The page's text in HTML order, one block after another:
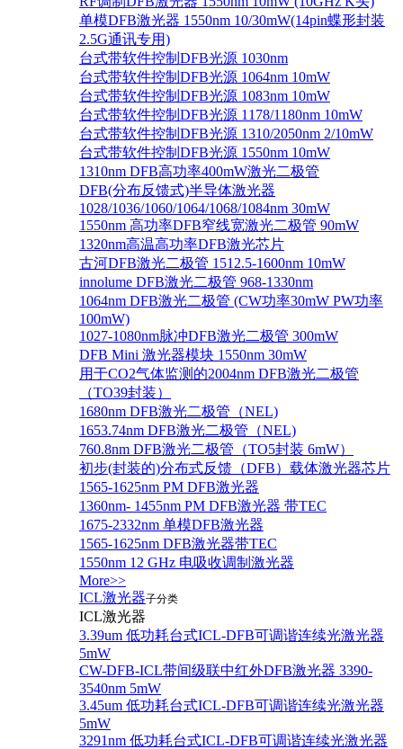
单模DFB激光器 1550nm 10/30mW(14pin蝶形封装
2.5G通讯专用)
台式带软件控制DFB光源 1030nm
台式带软件控制DFB光源 1064nm 10mW
台式带软件控制DFB光源 1083nm 10mW
台式带软件控制DFB光源 1178/1180nm 10mW
台式带软件控制DFB光源 1310/2050nm 2/10mW
台式带软件控制DFB光源 1550nm 10mW
1310nm DFB高功率400mW激光二极管
DFB(分布反馈式)半导体激光器
1028/1036/1060/1064/1068/1084nm 30mW
1550nm 高功率DFB窄线宽激光二极管 90mW
1320nm高温高功率DFB激光芯片
古河DFB激光二极管 1512.5-1600nm 10mW
innolume DFB激光二极管 968-1330nm
1064nm DFB激光二极管 (CW功率30mW PW功率
100mW)
1027-1080nm脉冲DFB激光二极管 300mW
DFB Mini 激光器模块 1550nm 30mW
用于CO2气体监测的2004nm DFB激光二极管
（TO39封装）
1680nm DFB激光二极管（NEL)
1653.74nm DFB激光二极管（NEL)
760.8nm DFB激光二极管（TO5封装 6mW）
初步(封装的)分布式反馈（DFB）载体激光器芯片
1565-1625nm PM DFB激光器
1360nm- 1455nm PM DFB激光器 带TEC
1675-2332nm 单模DFB激光器
1565-1625nm DFB激光器带TEC
1550nm 12 GHz 电吸收调制激光器
More>>
ICL激光器子分类
ICL激光器
3.39um 低功耗台式ICL-DFB可调谐连续光激光器
5mW
CW-DFB-ICL带间级联中红外DFB激光器 3390-
3540nm 5mW
3.45um 低功耗台式ICL-DFB可调谐连续光激光器
5mW
3291nm 低功耗台式ICL-DFB可调谐连续光激光器